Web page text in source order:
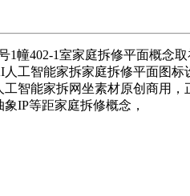
402-1室家庭拆修平面概念
工智能家拆家庭拆修平面图
智能家拆网坐素材原创商用
IP等距家庭拆修概念，